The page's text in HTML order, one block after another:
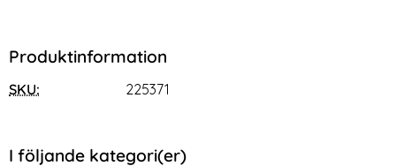
Produktinformation
SKU: 225371
I följande kategori(er)